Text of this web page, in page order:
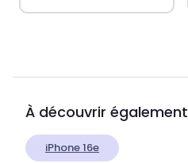
À découvrir également
iPhone 16e